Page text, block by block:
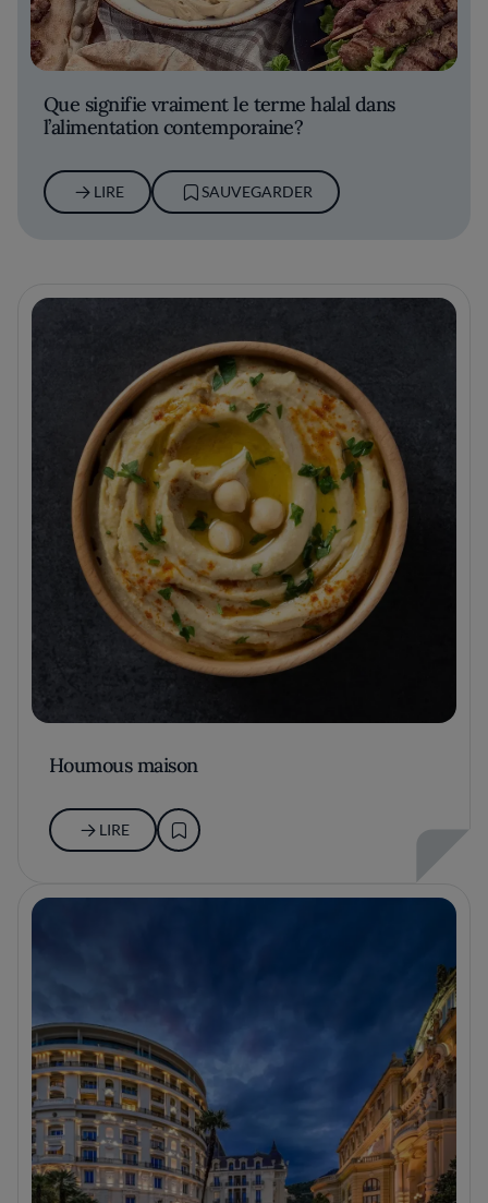
Que signifie vraiment le terme halal dans
l’alimentation contemporaine?
LIRE SAUVEGARDER
Houmous maison
LIRE